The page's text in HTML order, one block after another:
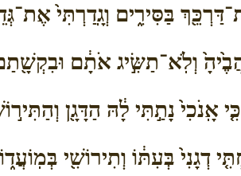
בַּסִּירִ֑ים וְגָֽדַרְתִּי֙
וְלֹֽא־תַשִּׂ֣יג אֹתָ֔ם
אָֽנֹכִי֙ נָתַ֣תִּי לָ֔הּ הַדָּגָ֖ן
דְגָנִי֙ בְּעִתּ֔וֹ וְתִירוֹשִׁ֖י